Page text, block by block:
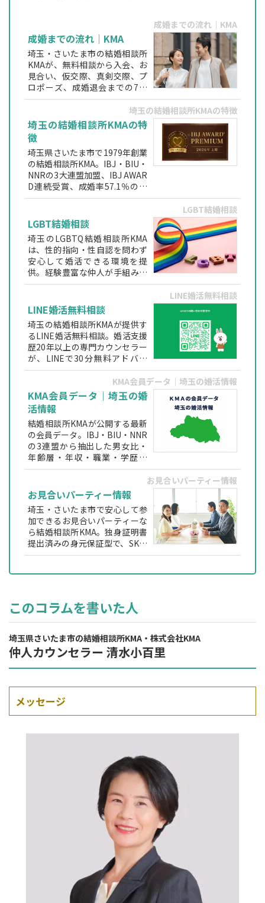
成婚までの流れ｜KMA
成婚までの流れ｜KMA
埼玉・さいたま市の結婚相談所
KMAが、無料相談から入会、お
見合い、仮交際、真剣交際、プ
ロポーズ、成婚退会までの7ス
テップをわかりやすく解説。仲
人カウンセラーが伴走する安心
の婚活サポート。
埼玉の結婚相談所KMAの特徴
埼玉の結婚相談所KMAの特
徴
埼玉県さいたま市で1979年創業
の結婚相談所KMA。IBJ・BIU・
NNRの3大連盟加盟、IBJ AWAR
D連続受賞、成婚率57.1％の実
績を持つ地域密着型相談所で
ーが婚約まで伴走します。
LGBT結婚相談
LGBT結婚相談
埼玉のLGBTQ結婚相談所KMA
は、性的指向・性自認を問わず
安心して婚活できる環境を提
供。経験豊富な仲人が手組みで
お見合いを調整し、身元保証型
ートします。
LINE婚活無料相談
LINE婚活無料相談
埼玉の結婚相談所KMAが提供す
るLINE婚活無料相談。婚活支援
歴20年以上の専門カウンセラー
が、LINEで30分無料アドバイ
ス。匿名OK・初心者でも安心し
KMA会員データ｜埼玉の婚活情報
KMA会員データ｜埼玉の婚
活情報
結婚相談所KMAが公開する最新
の会員データ。IBJ・BIU・NNR
の3連盟から抽出した男女比・
年齢層・年収・職業・学歴な
ど、埼玉で婚活する方が実際に
解説します。
お見合いパーティー情報
お見合いパーティー情報
埼玉・さいたま市で安心して参
加できるお見合いパーティーな
ら結婚相談所KMA。独身証明書
提出済みの身元保証型で、SK法
による心が通う交流やビュッフ
代〜60代向けの婚活パーティー
このコラムを書いた人
埼玉県さいたま市の結婚相談所KMA・株式会社KMA
仲人カウンセラー 清水小百里
メッセージ